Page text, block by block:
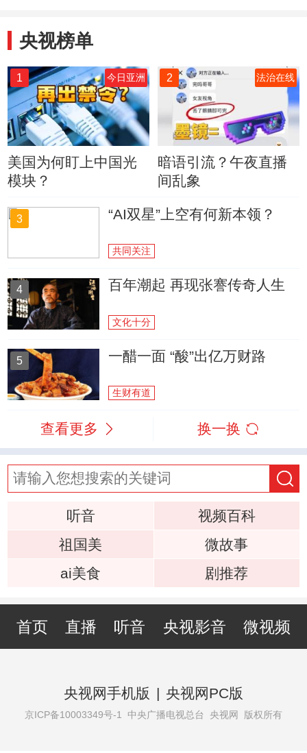
央视榜单
1 今日亚洲
美国为何盯上中国光
模块？
2 法治在线
暗语引流？午夜直播
间乱象
3 “AI双星”上空有何新本领？
共同关注
4 百年潮起 再现张謇传奇人生
文化十分
5 一醋一面 “酸”出亿万财路
生财有道
查看更多 换一换
听音
视频百科
祖国美
微故事
ai美食
剧推荐
首页 直播 听音 央视影音 微视频
央视网手机版 | 央视网PC版
京ICP备10003349号-1 中央广播电视总台 央视网 版权所有